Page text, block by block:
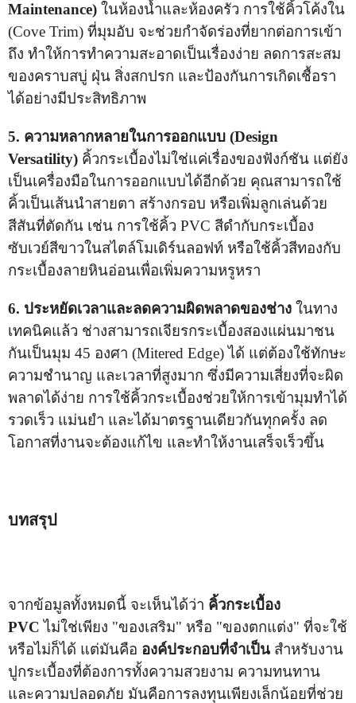
Maintenance) ในห้องน้ำและห้องครัว การใช้คิ้วโค้งใน
(Cove Trim) ที่มุมอับ จะช่วยกำจัดร่องที่ยากต่อการเข้า
ถึง ทำให้การทำความสะอาดเป็นเรื่องง่าย ลดการสะสม
ของคราบสบู่ ฝุ่น สิ่งสกปรก และป้องกันการเกิดเชื้อรา
ได้อย่างมีประสิทธิภาพ
5. ความหลากหลายในการออกแบบ (Design
Versatility) คิ้วกระเบื้องไม่ใช่แค่เรื่องของฟังก์ชัน แต่ยัง
เป็นเครื่องมือในการออกแบบได้อีกด้วย คุณสามารถใช้
คิ้วเป็นเส้นนำสายตา สร้างกรอบ หรือเพิ่มลูกเล่นด้วย
สีสันที่ตัดกัน เช่น การใช้คิ้ว PVC สีดำกับกระเบื้อง
ซับเวย์สีขาวในสไตล์โมเดิร์นลอฟท์ หรือใช้คิ้วสีทองกับ
กระเบื้องลายหินอ่อนเพื่อเพิ่มความหรูหรา
6. ประหยัดเวลาและลดความผิดพลาดของช่าง ในทาง
เทคนิคแล้ว ช่างสามารถเจียรกระเบื้องสองแผ่นมาชน
กันเป็นมุม 45 องศา (Mitered Edge) ได้ แต่ต้องใช้ทักษะ
ความชำนาญ และเวลาที่สูงมาก ซึ่งมีความเสี่ยงที่จะผิด
พลาดได้ง่าย การใช้คิ้วกระเบื้องช่วยให้การเข้ามุมทำได้
รวดเร็ว แม่นยำ และได้มาตรฐานเดียวกันทุกครั้ง ลด
โอกาสที่งานจะต้องแก้ไข และทำให้งานเสร็จเร็วขึ้น
บทสรุป
จากข้อมูลทั้งหมดนี้ จะเห็นได้ว่า คิ้วกระเบื้อง
PVC ไม่ใช่เพียง "ของเสริม" หรือ "ของตกแต่ง" ที่จะใช้
หรือไม่ก็ได้ แต่มันคือ องค์ประกอบที่จำเป็น สำหรับงาน
ปูกระเบื้องที่ต้องการทั้งความสวยงาม ความทนทาน
และความปลอดภัย มันคือการลงทุนเพียงเล็กน้อยที่ช่วย